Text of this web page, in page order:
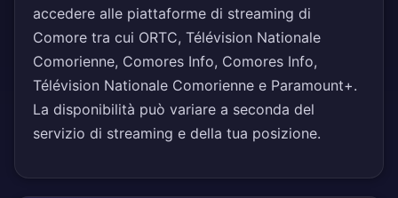
accedere alle piattaforme di streaming di
Comore tra cui ORTC, Télévision Nationale
Comorienne, Comores Info, Comores Info,
Télévision Nationale Comorienne e Paramount+.
La disponibilità può variare a seconda del
servizio di streaming e della tua posizione.